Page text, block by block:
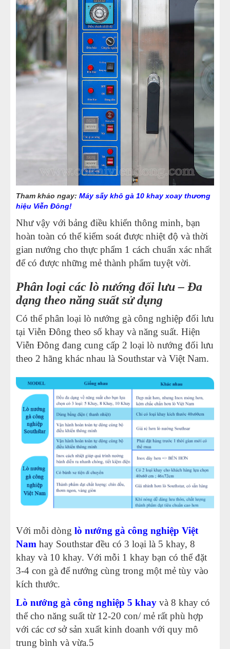
Tham khảo ngay: Máy sấy khô gà 10 khay xoay thương
hiệu Viễn Đông!
Như vậy với bảng điều khiển thông minh, bạn
hoàn toàn có thể kiểm soát được nhiệt độ và thời
gian nướng cho thực phẩm 1 cách chuẩn xác nhất
để có được những mẻ thành phẩm tuyệt vời.
Phân loại các lò nướng đối lưu – Đa
dạng theo năng suất sử dụng
Có thể phân loại lò nướng gà công nghiệp đối lưu
tại Viễn Đông theo số khay và năng suất. Hiện
Viễn Đông đang cung cấp 2 loại lò nướng đối lưu
theo 2 hãng khác nhau là Southstar và Việt Nam.
Với mỗi dòng lò nướng gà công nghiệp Việt
Nam hay Southstar đều có 3 loại là 5 khay, 8
khay và 10 khay. Với mỗi 1 khay bạn có thể đặt
3-4 con gà để nướng cùng trong một mẻ tùy vào
kích thước.
Lò nướng gà công nghiệp 5 khay và 8 khay có
thể cho năng suất từ 12-20 con/ mẻ rất phù hợp
với các cơ sở sản xuất kinh doanh với quy mô
trung bình và vừa.5